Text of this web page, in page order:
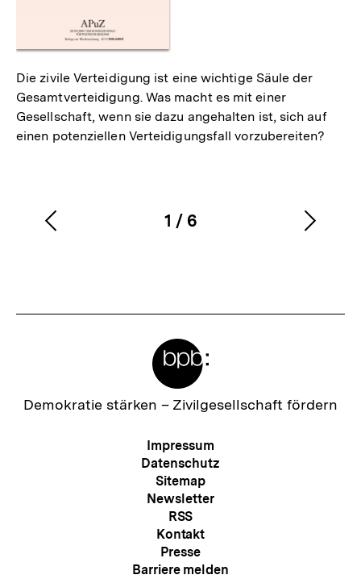
Die zivile Verteidigung ist eine wichtige Säule der
Gesamtverteidigung. Was macht es mit einer
Gesellschaft, wenn sie dazu angehalten ist, sich auf
einen potenziellen Verteidigungsfall vorzubereiten?
Karussellinhalt
1
von
/ 6
Vorherigen
Zur
Demokratie stärken – Zivilgesellschaft fördern
Meta-
Navigation
Impressum
Datenschutz
Sitemap
Newsletter
RSS
Kontakt
Presse
Barriere melden